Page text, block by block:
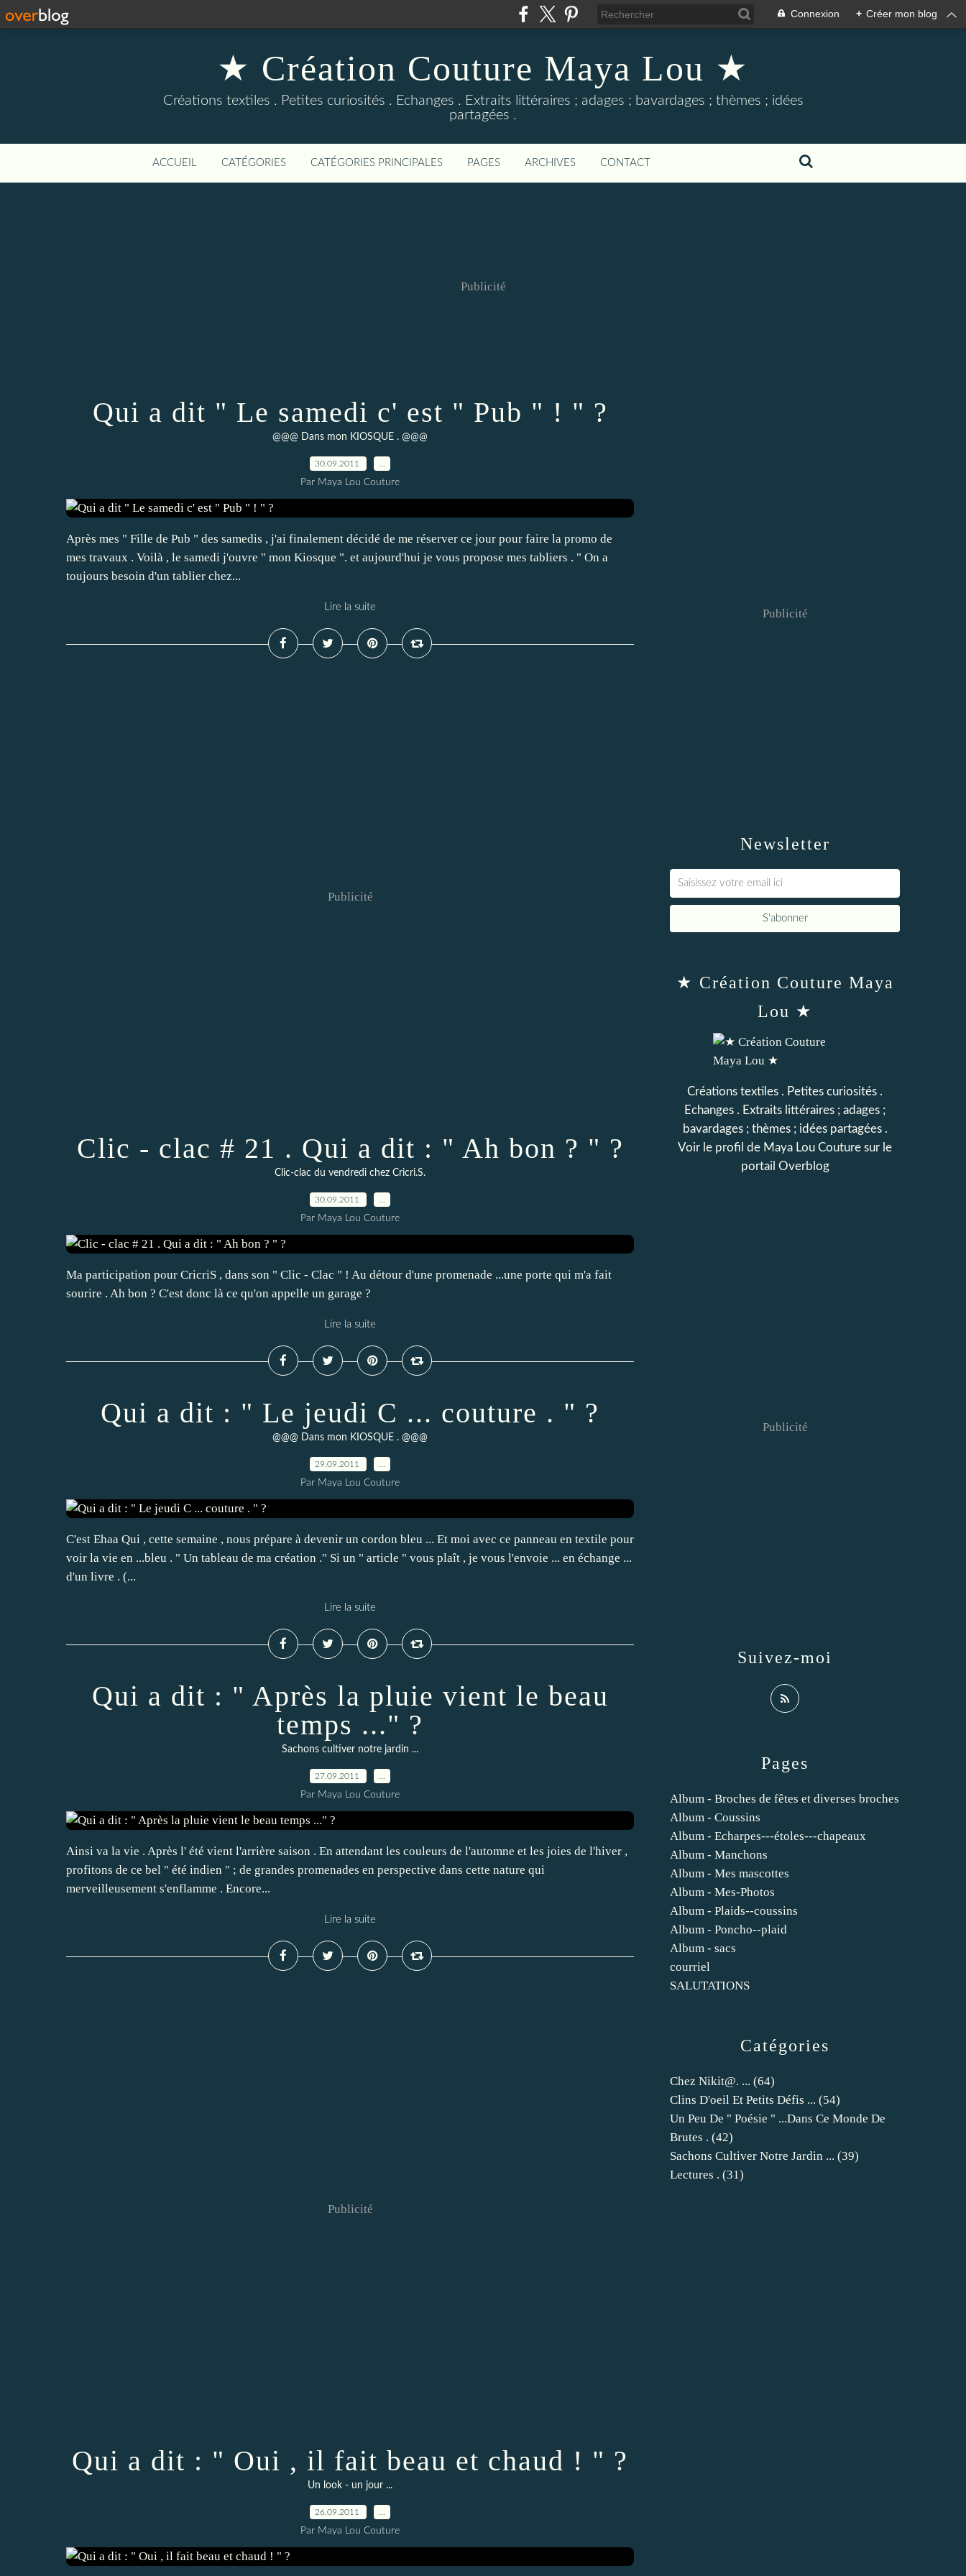
Connexion + Créer mon blog
★ Création Couture Maya Lou ★
Créations textiles . Petites curiosités . Echanges . Extraits littéraires ; adages ; bavardages ; thèmes ; idées
partagées .
ACCUEIL CATÉGORIES CATÉGORIES PRINCIPALES PAGES ARCHIVES CONTACT
Publicité
Qui a dit " Le samedi c' est " Pub " ! " ?
@@@ Dans mon KIOSQUE . @@@
30.09.2011
Par Maya Lou Couture
Après mes " Fille de Pub " des samedis , j'ai finalement décidé de me réserver ce jour pour faire la promo de
mes travaux . Voilà , le samedi j'ouvre " mon Kiosque ". et aujourd'hui je vous propose mes tabliers . " On a
toujours besoin d'un tablier chez...
Lire la suite
Publicité
Clic - clac # 21 . Qui a dit : " Ah bon ? " ?
Clic-clac du vendredi chez Cricri.S.
30.09.2011
Par Maya Lou Couture
Ma participation pour CricriS , dans son " Clic - Clac " ! Au détour d'une promenade ...une porte qui m'a fait
sourire . Ah bon ? C'est donc là ce qu'on appelle un garage ?
Lire la suite
Qui a dit : " Le jeudi C ... couture . " ?
@@@ Dans mon KIOSQUE . @@@
29.09.2011
Par Maya Lou Couture
C'est Ehaa Qui , cette semaine , nous prépare à devenir un cordon bleu ... Et moi avec ce panneau en textile pour
voir la vie en ...bleu . " Un tableau de ma création ." Si un " article " vous plaît , je vous l'envoie ... en échange ...
d'un livre . (...
Lire la suite
Qui a dit : " Après la pluie vient le beau
temps ..." ?
Sachons cultiver notre jardin ...
27.09.2011
Par Maya Lou Couture
Ainsi va la vie . Après l' été vient l'arrière saison . En attendant les couleurs de l'automne et les joies de l'hiver ,
profitons de ce bel " été indien " ; de grandes promenades en perspective dans cette nature qui
merveilleusement s'enflamme . Encore...
Lire la suite
Publicité
Qui a dit : " Oui , il fait beau et chaud ! " ?
Un look - un jour ...
26.09.2011
Par Maya Lou Couture
Newsletter
Publicité
Catégories
Chez Nikit@. ... (64)
Clins D'oeil Et Petits Défis ... (54)
Un Peu De " Poésie " ...dans Ce Monde De
Brutes . (42)
Sachons Cultiver Notre Jardin ... (39)
Lectures . (31)
Pages
Album - Broches de fêtes et diverses broches
Album - Coussins
Album - Echarpes---étoles---chapeaux
Album - Manchons
Album - Mes mascottes
Album - Mes-Photos
Album - Plaids--coussins
Album - Poncho--plaid
Album - sacs
courriel
SALUTATIONS
★ Création Couture Maya
Lou ★
Créations textiles . Petites curiosités .
Echanges . Extraits littéraires ; adages ;
bavardages ; thèmes ; idées partagées .
Voir le profil de Maya Lou Couture sur le
portail Overblog
Suivez-moi
Publicité